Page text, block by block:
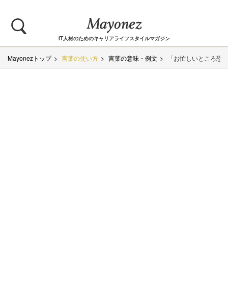
IT人材のためのキャリアライフスタイルマガジン
Mayonezトップ 言葉の使い方 言葉の意味・例文 「お忙しいところ恐